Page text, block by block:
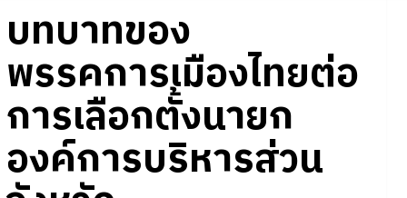
บทบาทของ
พรรคการเมืองไทยต่อ
การเลือกตั้งนายก
องค์การบริหารส่วน